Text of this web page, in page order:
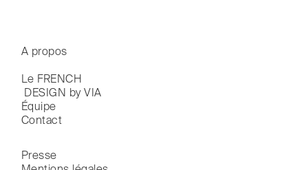
A propos
Le FRENCH
DESIGN by VIA
Équipe
Contact
Presse